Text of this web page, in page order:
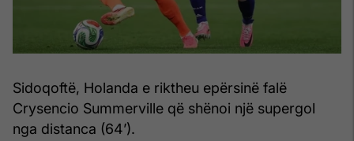
Sidoqoftë, Holanda e riktheu epërsinë falë
Crysencio Summerville që shënoi një supergol
nga distanca (64’).